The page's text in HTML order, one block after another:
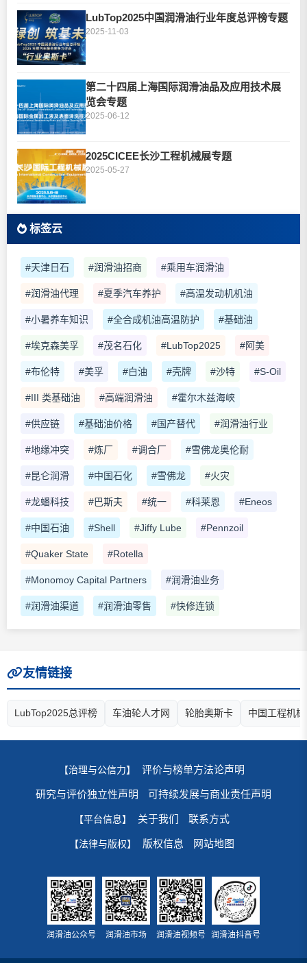
LubTop2025中国润滑油行业年度总评榜专题
2025-11-03
第二十四届上海国际润滑油品及应用技术展
览会专题
2025-06-12
2025CICEE长沙工程机械展专题
2025-05-27
标签云
#天津日石 #润滑油招商 #乘用车润滑油
#润滑油代理 #夏季汽车养护 #高温发动机机油
#小暑养车知识 #全合成机油高温防护 #基础油
#埃克森美孚 #茂名石化 #LubTop2025 #阿美
#布伦特 #美孚 #白油 #壳牌 #沙特 #S-Oil
#III 类基础油 #高端润滑油 #霍尔木兹海峡
#供应链 #基础油价格 #国产替代 #润滑油行业
#地缘冲突 #炼厂 #调合厂 #雪佛龙奥伦耐
#昆仑润滑 #中国石化 #雪佛龙 #火灾
#龙蟠科技 #巴斯夫 #统一 #科莱恩 #Eneos
#中国石油 #Shell #Jiffy Lube #Pennzoil
#Quaker State #Rotella
#Monomoy Capital Partners #润滑油业务
#润滑油渠道 #润滑油零售 #快修连锁
友情链接
LubTop2025总评榜 车油轮人才网 轮胎奥斯卡 中国工程机
【治理与公信力】 评价与榜单方法论声明
研究与评价独立性声明 可持续发展与商业责任声明
【平台信息】 关于我们 联系方式
【法律与版权】 版权信息 网站地图
润滑油公众号 润滑油市场 润滑油视频号 润滑油抖音号